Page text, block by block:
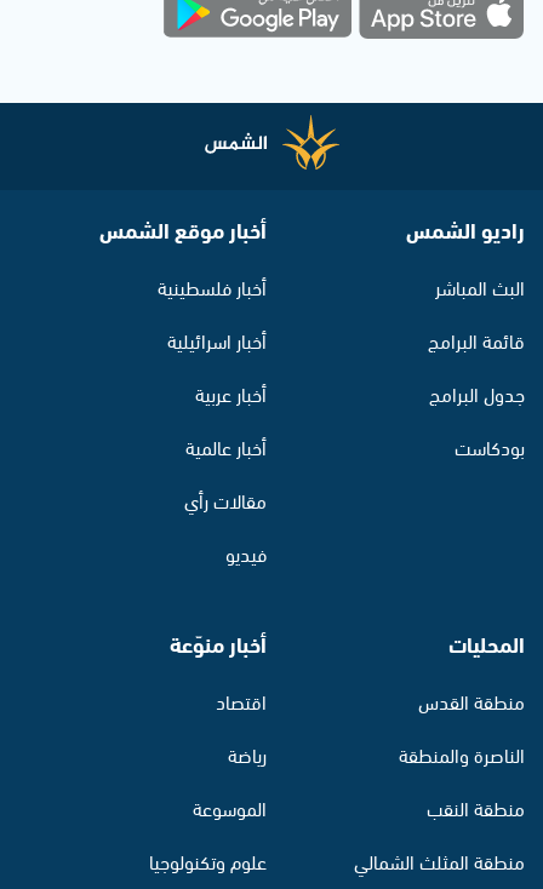
راديو الشمس
البث المباشر
قائمة البرامج
جدول البرامج
بودكاست
أخبار موقع الشمس
أخبار فلسطينية
أخبار اسرائيلية
أخبار عربية
أخبار عالمية
مقالات رأي
فيديو
المحليات
منطقة القدس
الناصرة والمنطقة
منطقة النقب
منطقة المثلث الشمالي
أخبار منوّعة
اقتصاد
رياضة
الموسوعة
علوم وتكنولوجيا